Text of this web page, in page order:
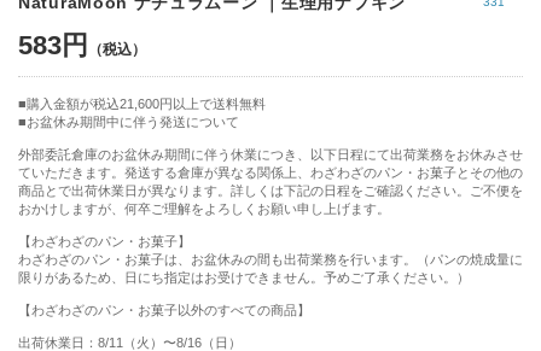
583円
購入金額が税込21,600円以上で送料無料
お盆休み期間中に伴う発送について
外部委託倉庫のお盆休み期間に伴う休業につき、以下日程にて出荷業務をお休みさせ
ていただきます。発送する倉庫が異なる関係上、わざわざのパン・お菓子とその他の
商品とで出荷休業日が異なります。詳しくは下記の日程をご確認ください。ご不便を
おかけしますが、何卒ご理解をよろしくお願い申し上げます。
【わざわざのパン・お菓子】
わざわざのパン・お菓子は、お盆休みの間も出荷業務を行います。（パンの焼成量に
限りがあるため、日にち指定はお受けできません。予めご了承ください。）
【わざわざのパン・お菓子以外のすべての商品】
出荷休業日：8/11（火）〜8/16（日）